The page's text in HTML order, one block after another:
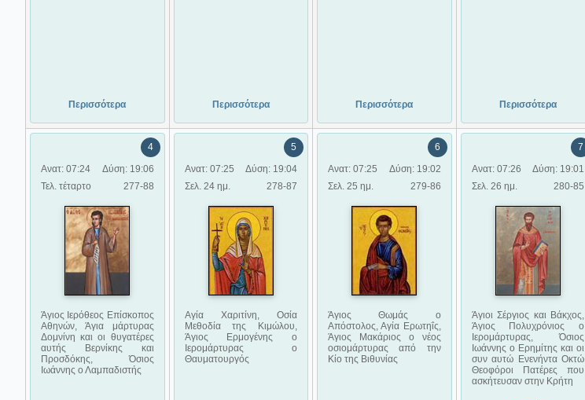
Περισσότερα Περισσότερα Περισσότερα Περισσότερα
4
Ανατ: 07:24
Δύση: 19:06
Τελ. τέταρτο
277-88
Άγιος Ιερόθεος Επίσκοπος
Αθηνών, Άγια μάρτυρας
Δομνίνη και οι θυγατέρες
αυτής Βερνίκης και
Προσδόκης, Όσιος
Ιωάννης ο Λαμπαδιστής
5
Ανατ: 07:25
Δύση: 19:04
Σελ. 24 ημ.
278-87
Αγία Χαριτίνη, Οσία
Μεθοδία της Κιμώλου,
Άγιος Ερμογένης ο
Ιερομάρτυρας ο
Θαυματουργός
6
Ανατ: 07:25
Δύση: 19:02
Σελ. 25 ημ.
279-86
Άγιος Θωμάς ο
Απόστολος, Αγία Ερωτηΐς,
Άγιος Μακάριος ο νέος
οσιομάρτυρας από την
Κίο της Βιθυνίας
7
Ανατ: 07:26
Δύση: 19:01
Σελ. 26 ημ.
280-85
Άγιοι Σέργιος και Βάκχος,
Άγιος Πολυχρόνιος ο
Ιερομάρτυρας, Όσιος
Ιωάννης ο Ερημίτης και οι
συν αυτώ Eνενήντα Oκτώ
Θεοφόροι Πατέρες που
ασκήτευσαν στην Κρήτη